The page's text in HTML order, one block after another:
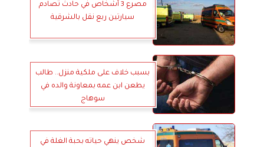
مصرع 3 أشخاص في حادث تصادم
سيارتين ربع نقل بالشرقية
بسبب خلاف على ملكية منزل.. طالب
يطعن ابن عمه بمعاونة والده في
سوهاج
شخص ينهي حياته بحبة الغلة في